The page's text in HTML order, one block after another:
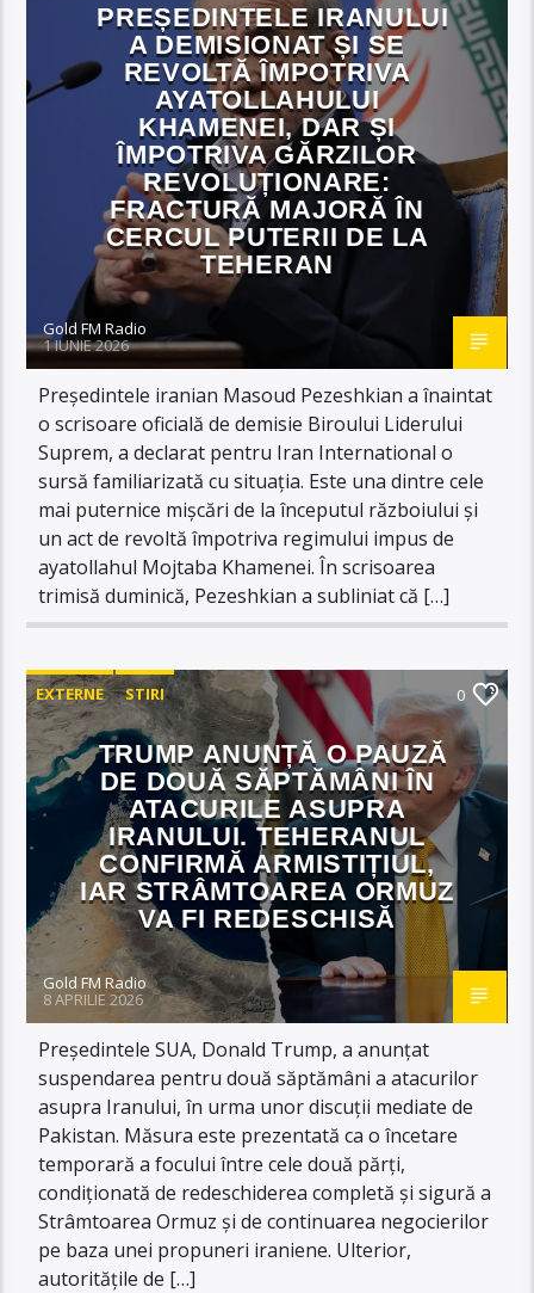
PREȘEDINTELE IRANULUI
A DEMISIONAT ȘI SE
REVOLTĂ ÎMPOTRIVA
AYATOLLAHULUI
KHAMENEI, DAR ȘI
ÎMPOTRIVA GĂRZILOR
REVOLUȚIONARE:
FRACTURĂ MAJORĂ ÎN
CERCUL PUTERII DE LA
TEHERAN
Gold FM Radio
1 IUNIE 2026
Președintele iranian Masoud Pezeshkian a înaintat
o scrisoare oficială de demisie Biroului Liderului
Suprem, a declarat pentru Iran International o
sursă familiarizată cu situația. Este una dintre cele
mai puternice mișcări de la începutul războiului și
un act de revoltă împotriva regimului impus de
ayatollahul Mojtaba Khamenei. În scrisoarea
trimisă duminică, Pezeshkian a subliniat că […]
EXTERNE STIRI 0
TRUMP ANUNȚĂ O PAUZĂ
DE DOUĂ SĂPTĂMÂNI ÎN
ATACURILE ASUPRA
IRANULUI. TEHERANUL
CONFIRMĂ ARMISTIȚIUL,
IAR STRÂMTOAREA ORMUZ
VA FI REDESCHISĂ
Gold FM Radio
8 APRILIE 2026
Președintele SUA, Donald Trump, a anunțat
suspendarea pentru două săptămâni a atacurilor
asupra Iranului, în urma unor discuții mediate de
Pakistan. Măsura este prezentată ca o încetare
temporară a focului între cele două părți,
condiționată de redeschiderea completă și sigură a
Strâmtoarea Ormuz și de continuarea negocierilor
pe baza unei propuneri iraniene. Ulterior,
autoritățile de […]